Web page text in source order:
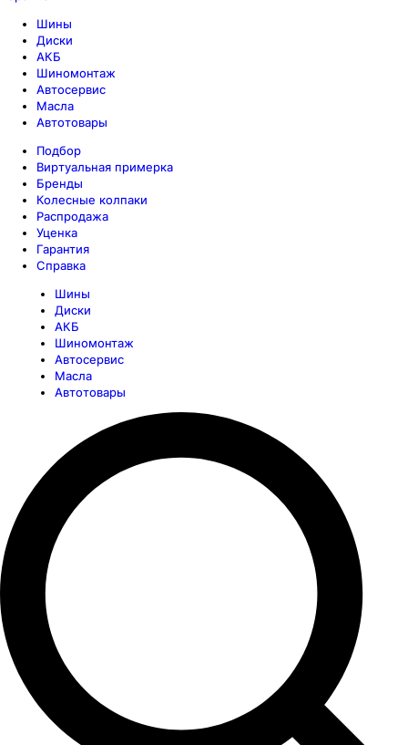
Шины
Диски
АКБ
Шиномонтаж
Автосервис
Масла
Автотовары
Подбор
Виртуальная примерка
Бренды
Колесные колпаки
Распродажа
Уценка
Гарантия
Справка
Шины
Диски
АКБ
Шиномонтаж
Автосервис
Масла
Автотовары